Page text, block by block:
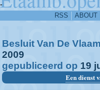
-
RSS ABOUT
Besluit Van De
2009
gepubliceerd op 19
Een dienst